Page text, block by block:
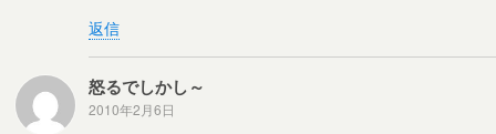
返信
怒るでしかし～
2010年2月6日